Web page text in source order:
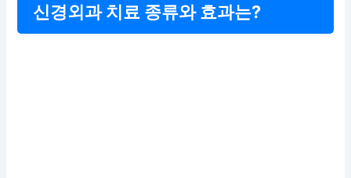
신경외과 치료 종류와 효과는?